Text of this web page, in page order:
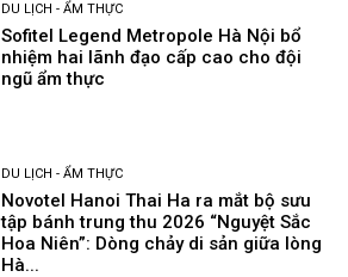
DU LỊCH - ẨM THỰC
Sofitel Legend Metropole Hà Nội bổ
nhiệm hai lãnh đạo cấp cao cho đội
ngũ ẩm thực
DU LỊCH - ẨM THỰC
Novotel Hanoi Thai Ha ra mắt bộ sưu
tập bánh trung thu 2026 “Nguyệt Sắc
Hoa Niên”: Dòng chảy di sản giữa lòng
Hà...